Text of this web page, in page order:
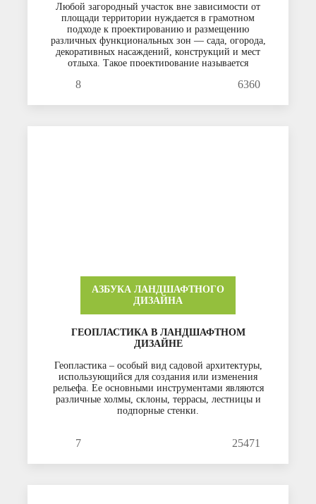
Любой загородный участок вне зависимости от
площади территории нуждается в грамотном
подходе к проектированию и размещению
различных функциональных зон — сада, огорода,
декоративных насаждений, конструкций и мест
отдыха. Такое проектирование называется
из которых имеет свои определенные.
8 6360
АЗБУКА ЛАНДШАФТНОГО
ДИЗАЙНА
ГЕОПЛАСТИКА В ЛАНДШАФТНОМ
ДИЗАЙНЕ
Геопластика – особый вид садовой архитектуры,
использующийся для создания или изменения
рельефа. Ее основными инструментами являются
различные холмы, склоны, террасы, лестницы и
подпорные стенки.
7 25471